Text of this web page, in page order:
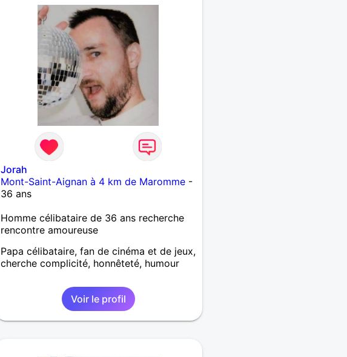
Jorah
Mont-Saint-Aignan à 4 km de Maromme-
36 ans
Homme célibataire de 36 ans recherche
rencontre amoureuse
Papa célibataire, fan de cinéma et de jeux,
cherche complicité, honnêteté, humour
Voir le profil